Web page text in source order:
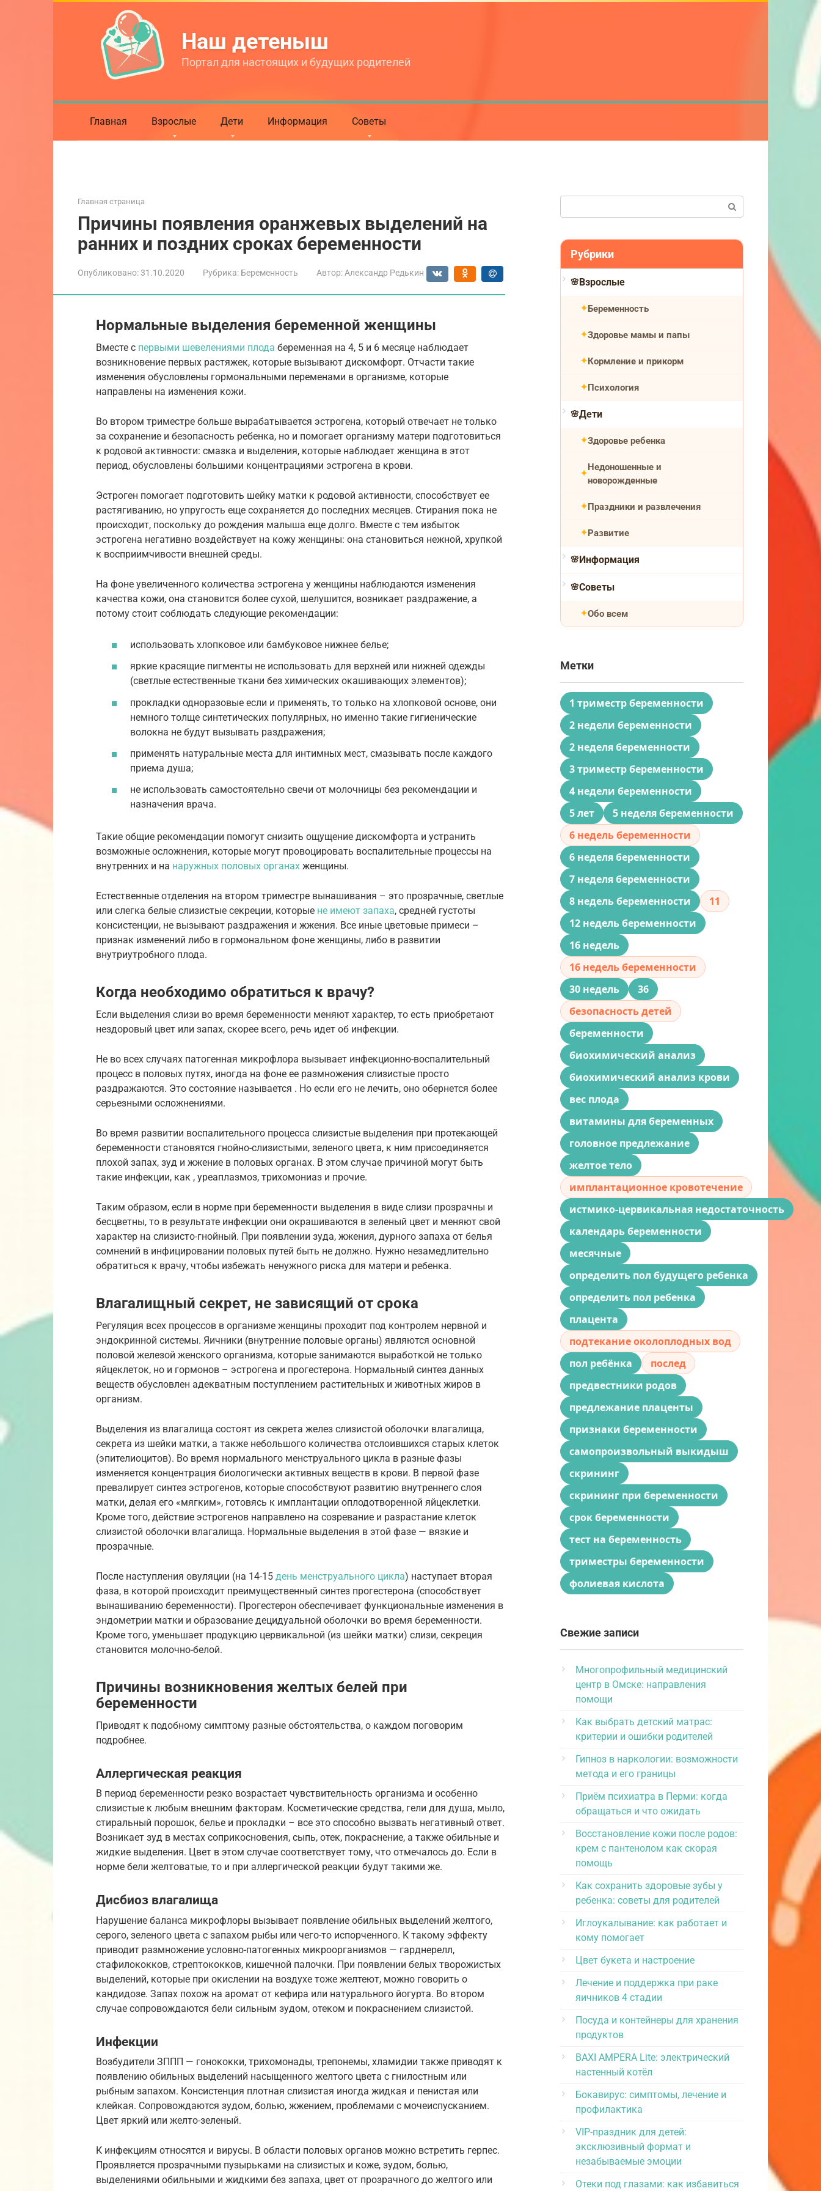
Наш детеныш
Портал для настоящих и будущих родителей
Главная Взрослые Дети Информация Советы
Главная страница
Причины появления оранжевых выделений на
ранних и поздних сроках беременности
Опубликовано:31.10.2020 Рубрика: Беременность Автор: Александр Редькин
Нормальные выделения беременной женщины
Вместе с первыми шевелениями плода беременная на 4, 5 и 6 месяце наблюдает
возникновение первых растяжек, которые вызывают дискомфорт. Отчасти такие
изменения обусловлены гормональными переменами в организме, которые
направлены на изменения кожи.
Во втором триместре больше вырабатывается эстрогена, который отвечает не только
за сохранение и безопасность ребенка, но и помогает организму матери подготовиться
к родовой активности: смазка и выделения, которые наблюдает женщина в этот
период, обусловлены большими концентрациями эстрогена в крови.
Эстроген помогает подготовить шейку матки к родовой активности, способствует ее
растягиванию, но упругость еще сохраняется до последних месяцев. Стирания пока не
происходит, поскольку до рождения малыша еще долго. Вместе с тем избыток
эстрогена негативно воздействует на кожу женщины: она становиться нежной, хрупкой
к восприимчивости внешней среды.
На фоне увеличенного количества эстрогена у женщины наблюдаются изменения
качества кожи, она становится более сухой, шелушится, возникает раздражение, а
потому стоит соблюдать следующие рекомендации:
использовать хлопковое или бамбуковое нижнее белье;
яркие красящие пигменты не использовать для верхней или нижней одежды
(светлые естественные ткани без химических окашивающих элементов);
прокладки одноразовые если и применять, то только на хлопковой основе, они
немного толще синтетических популярных, но именно такие гигиенические
волокна не будут вызывать раздражения;
применять натуральные места для интимных мест, смазывать после каждого
приема душа;
не использовать самостоятельно свечи от молочницы без рекомендации и
назначения врача.
Такие общие рекомендации помогут снизить ощущение дискомфорта и устранить
возможные осложнения, которые могут провоцировать воспалительные процессы на
внутренних и на наружных половых органах женщины.
Естественные отделения на втором триместре вынашивания – это прозрачные, светлые
или слегка белые слизистые секреции, которые не имеют запаха, средней густоты
консистенции, не вызывают раздражения и жжения. Все иные цветовые примеси –
признак изменений либо в гормональном фоне женщины, либо в развитии
внутриутробного плода.
Когда необходимо обратиться к врачу?
Если выделения слизи во время беременности меняют характер, то есть приобретают
нездоровый цвет или запах, скорее всего, речь идет об инфекции.
Не во всех случаях патогенная микрофлора вызывает инфекционно-воспалительный
процесс в половых путях, иногда на фоне ее размножения слизистые просто
раздражаются. Это состояние называется . Но если его не лечить, оно обернется более
серьезными осложнениями.
Во время развитии воспалительного процесса слизистые выделения при протекающей
беременности становятся гнойно-слизистыми, зеленого цвета, к ним присоединяется
плохой запах, зуд и жжение в половых органах. В этом случае причиной могут быть
такие инфекции, как , уреаплазмоз, трихомониаз и прочие.
Таким образом, если в норме при беременности выделения в виде слизи прозрачны и
бесцветны, то в результате инфекции они окрашиваются в зеленый цвет и меняют свой
характер на слизисто-гнойный. При появлении зуда, жжения, дурного запаха от белья
сомнений в инфицировании половых путей быть не должно. Нужно незамедлительно
обратиться к врачу, чтобы избежать ненужного риска для матери и ребенка.
Влагалищный секрет, не зависящий от срока
Регуляция всех процессов в организме женщины проходит под контролем нервной и
эндокринной системы. Яичники (внутренние половые органы) являются основной
половой железой женского организма, которые занимаются выработкой не только
яйцеклеток, но и гормонов – эстрогена и прогестерона. Нормальный синтез данных
веществ обусловлен адекватным поступлением растительных и животных жиров в
организм.
Выделения из влагалища состоят из секрета желез слизистой оболочки влагалища,
секрета из шейки матки, а также небольшого количества отслоившихся старых клеток
(эпителиоцитов). Во время нормального менструального цикла в разные фазы
изменяется концентрация биологически активных веществ в крови. В первой фазе
превалирует синтез эстрогенов, которые способствуют развитию внутреннего слоя
матки, делая его «мягким», готовясь к имплантации оплодотворенной яйцеклетки.
Кроме того, действие эстрогенов направлено на созревание и разрастание клеток
слизистой оболочки влагалища. Нормальные выделения в этой фазе — вязкие и
прозрачные.
После наступления овуляции (на 14-15 день менструального цикла) наступает вторая
фаза, в которой происходит преимущественный синтез прогестерона (способствует
вынашиванию беременности). Прогестерон обеспечивает функциональные изменения в
эндометрии матки и образование децидуальной оболочки во время беременности.
Кроме того, уменьшает продукцию цервикальной (из шейки матки) слизи, секреция
становится молочно-белой.
Причины возникновения желтых белей при
беременности
Приводят к подобному симптому разные обстоятельства, о каждом поговорим
подробнее.
Аллергическая реакция
В период беременности резко возрастает чувствительность организма и особенно
слизистые к любым внешним факторам. Косметические средства, гели для душа, мыло,
стиральный порошок, белье и прокладки – все это способно вызвать негативный ответ.
Возникает зуд в местах соприкосновения, сыпь, отек, покраснение, а также обильные и
жидкие выделения. Цвет в этом случае соответствует тому, что отмечалось до. Если в
норме бели желтоватые, то и при аллергической реакции будут такими же.
Дисбиоз влагалища
Нарушение баланса микрофлоры вызывает появление обильных выделений желтого,
серого, зеленого цвета с запахом рыбы или чего-то испорченного. К такому эффекту
приводит размножение условно-патогенных микроорганизмов — гарднерелл,
стафилококков, стрептококков, кишечной палочки. При появлении белых творожистых
выделений, которые при окислении на воздухе тоже желтеют, можно говорить о
кандидозе. Запах похож на аромат от кефира или натурального йогурта. Во втором
случае сопровождаются бели сильным зудом, отеком и покраснением слизистой.
Инфекции
Возбудители ЗППП — гонококки, трихомонады, трепонемы, хламидии также приводят к
появлению обильных выделений насыщенного желтого цвета с гнилостным или
рыбным запахом. Консистенция плотная слизистая иногда жидкая и пенистая или
клейкая. Сопровождаются зудом, болью, жжением, проблемами с мочеиспусканием.
Цвет яркий или желто-зеленый.
К инфекциям относятся и вирусы. В области половых органов можно встретить герпес.
Проявляется прозрачными пузырьками на слизистых и коже, зудом, болью,
выделениями обильными и жидкими без запаха, цвет от прозрачного до желтого или
Рубрики
Взрослые
Беременность
Здоровье мамы и папы
Кормление и прикорм
Психология
Дети
Здоровье ребенка
Недоношенные и
новорожденные
Праздники и развлечения
Развитие
Информация
Советы
Обо всем
Метки
1 триместр беременности
2 недели беременности
2 неделя беременности
3 триместр беременности
4 недели беременности
5 лет
5 неделя беременности
6 недель беременности
6 неделя беременности
7 неделя беременности
8 недель беременности
11
12 недель беременности
16 недель
16 недель беременности
30 недель
36
безопасность детей
беременности
биохимический анализ
биохимический анализ крови
вес плода
витамины для беременных
головное предлежание
желтое тело
имплантационное кровотечение
истмико-цервикальная недостаточность
календарь беременности
месячные
определить пол будущего ребенка
определить пол ребенка
плацента
подтекание околоплодных вод
пол ребёнка
послед
предвестники родов
предлежание плаценты
признаки беременности
самопроизвольный выкидыш
скрининг
скрининг при беременности
срок беременности
тест на беременность
триместры беременности
фолиевая кислота
Свежие записи
Многопрофильный медицинский
центр в Омске: направления
помощи
Как выбрать детский матрас:
критерии и ошибки родителей
Гипноз в наркологии: возможности
метода и его границы
Приём психиатра в Перми: когда
обращаться и что ожидать
Восстановление кожи после родов:
крем с пантенолом как скорая
помощь
Как сохранить здоровые зубы у
ребенка: советы для родителей
Иглоукалывание: как работает и
кому помогает
Цвет букета и настроение
Лечение и поддержка при раке
яичников 4 стадии
Посуда и контейнеры для хранения
продуктов
BAXI AMPERA Lite: электрический
настенный котёл
Бокавирус: симптомы, лечение и
профилактика
VIP-праздник для детей:
эксклюзивный формат и
незабываемые эмоции
Отеки под глазами: как избавиться